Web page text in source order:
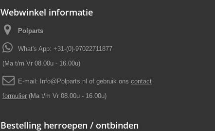
Webwinkel informatie
Polparts
What's App: +31-(0)-97022711877
(Ma t/m Vr 08.00u - 16.00u)
E-mail: Info@ Polparts.nl of gebruik ons contact
formulier (Ma t/m Vr 08.00u - 16.00u)
Bestelling herroepen / ontbinden